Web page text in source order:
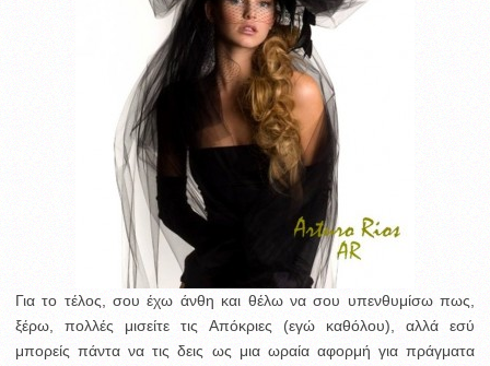
Για το τέλος, σου έχω άνθη και θέλω να σου υπενθυμίσω πως,
ξέρω, πολλές μισείτε τις Απόκριες (εγώ καθόλου), αλλά εσύ
μπορείς πάντα να τις δεις ως μια ωραία αφορμή για πράγματα